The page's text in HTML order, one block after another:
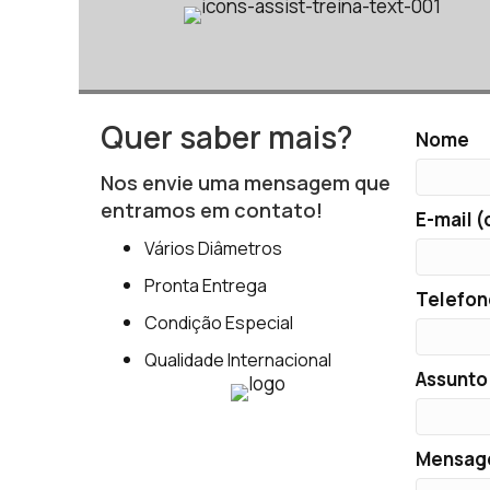
Quer saber mais?
Nos envie uma mensagem que
entramos em contato!
Vários Diâmetros
Pronta Entrega
Condição Especial
Qualidade Internacional
Nome
E-mail
Assunto